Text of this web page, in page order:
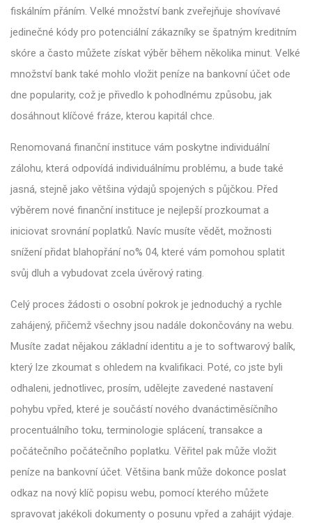
fiskálním přáním. Velké množství bank zveřejňuje shovívavé
jedinečné kódy pro potenciální zákazníky se špatným kreditním
skóre a často můžete získat výběr během několika minut. Velké
množství bank také mohlo vložit peníze na bankovní účet ode
dne popularity, což je přivedlo k pohodlnému způsobu, jak
dosáhnout klíčové fráze, kterou kapitál chce.
Renomovaná finanční instituce vám poskytne individuální
zálohu, která odpovídá individuálnímu problému, a bude také
jasná, stejně jako většina výdajů spojených s půjčkou. Před
výběrem nové finanční instituce je nejlepší prozkoumat a
iniciovat srovnání poplatků. Navíc musíte vědět, možnosti
snížení přidat blahopřání no% 04, které vám pomohou splatit
svůj dluh a vybudovat zcela úvěrový rating.
Celý proces žádosti o osobní pokrok je jednoduchý a rychle
zahájený, přičemž všechny jsou nadále dokončovány na webu.
Musíte zadat nějakou základní identitu a je to softwarový balík,
který lze zkoumat s ohledem na kvalifikaci. Poté, co jste byli
odhaleni, jednotlivec, prosím, udělejte zavedené nastavení
pohybu vpřed, které je součástí nového dvanáctiměsíčního
procentuálního toku, terminologie splácení, transakce a
počátečního počátečního poplatku. Věřitel pak může vložit
peníze na bankovní účet. Většina bank může dokonce poslat
odkaz na nový klíč popisu webu, pomocí kterého můžete
spravovat jakékoli dokumenty o posunu vpřed a zahájit výdaje.